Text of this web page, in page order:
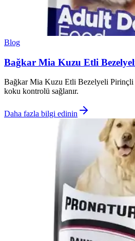
Blog
Bağkar Mia Kuzu Etli
Bağkar Mia Kuzu Etli Bezelyeli Pirinçli
koku kontrolü sağlanır.
Daha fazla bilgi edinin